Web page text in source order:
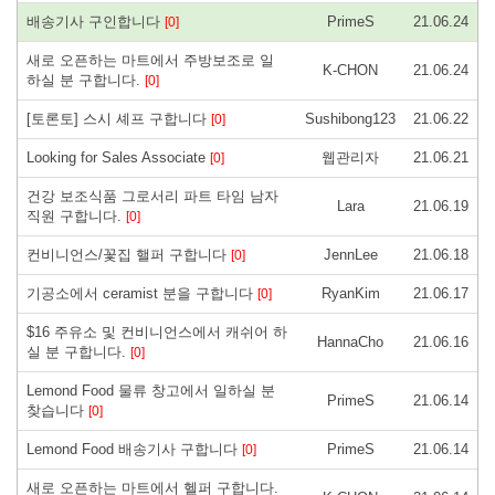
배송기사 구인합니다 [0] PrimeS 21.06.24
새로 오픈하는 마트에서 주방보조로 일
하실 분 구합니다. [0]
K-CHON 21.06.24
[토론토] 스시 셰프 구합니다 [0] Sushibong123 21.06.22
Looking for Sales Associate [0] 웹관리자 21.06.21
건강 보조식품 그로서리 파트 타임 남자
직원 구합니다. [0]
Lara 21.06.19
컨비니언스/꽃집 핼퍼 구합니다 [0] JennLee 21.06.18
기공소에서 ceramist 분을 구합니다 [0] RyanKim 21.06.17
$16 주유소 및 컨비니언스에서 캐쉬어 하
실 분 구합니다. [0]
HannaCho 21.06.16
Lemond Food 물류 창고에서 일하실 분
찾습니다 [0]
PrimeS 21.06.14
Lemond Food 배송기사 구합니다 [0] PrimeS 21.06.14
새로 오픈하는 마트에서 헬퍼 구합니다.